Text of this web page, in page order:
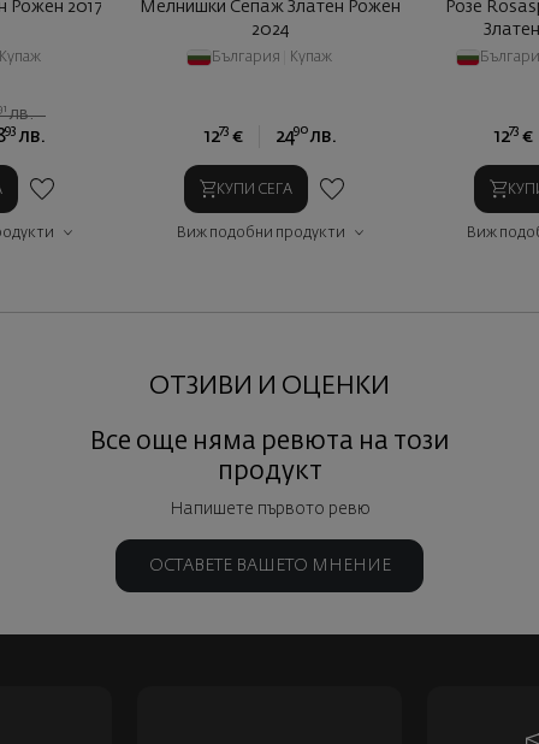
2017
Купаж
лв.
93 лв.
Мелнишки Сепаж Златен Рожен
2024
България Купаж
1273 € 2490 лв.
КУПИ СЕГА
Виж подобни продукти
Розе
1273 €
Виж
ОТЗИВИ И ОЦЕНКИ
Все още няма ревюта на този
продукт
Напишете първото ревю
ОСТАВЕТЕ ВАШЕТО МНЕНИЕ